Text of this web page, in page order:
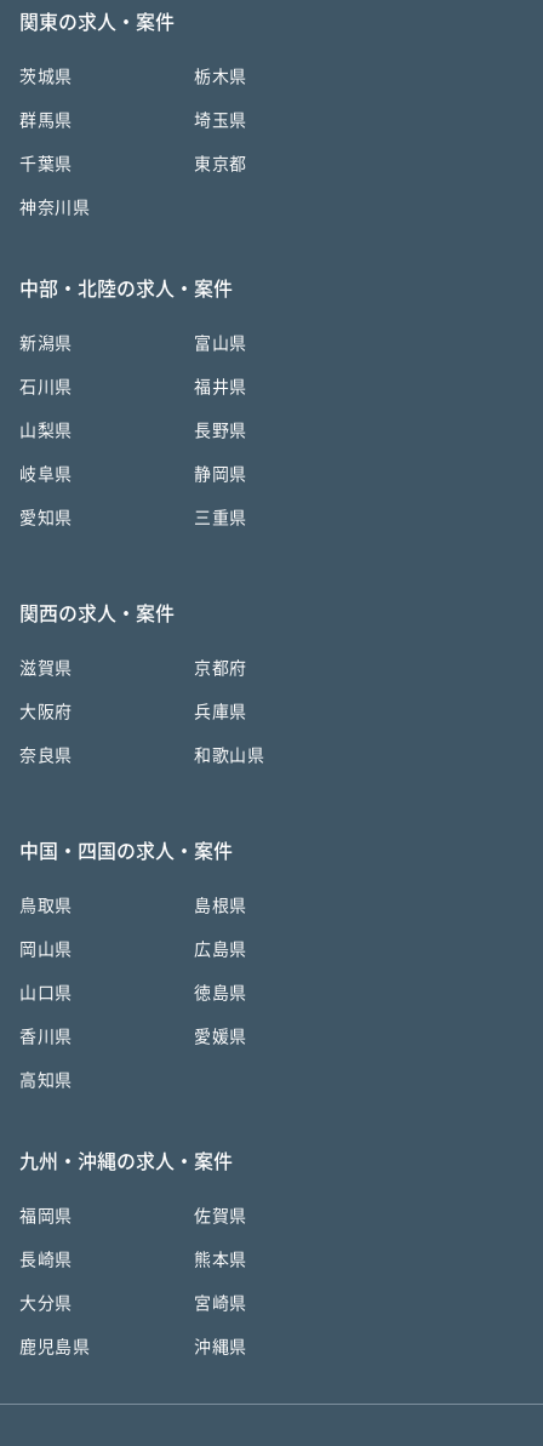
関東の求人・案件
茨城県 栃木県
群馬県 埼玉県
千葉県 東京都
神奈川県
中部・北陸の求人・案件
新潟県 富山県
石川県 福井県
山梨県 長野県
岐阜県 静岡県
愛知県 三重県
関西の求人・案件
滋賀県 京都府
大阪府 兵庫県
奈良県 和歌山県
中国・四国の求人・案件
鳥取県 島根県
岡山県 広島県
山口県 徳島県
香川県 愛媛県
高知県
九州・沖縄の求人・案件
福岡県 佐賀県
長崎県 熊本県
大分県 宮崎県
鹿児島県 沖縄県